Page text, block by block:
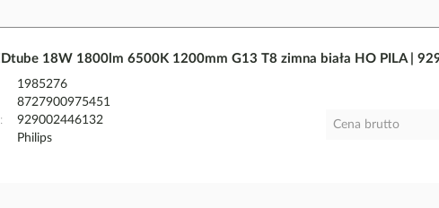
18W 1800lm 6500K 1200mm G13 T8 zimna biała HO PILA |
1985276
8727900975451
929002446132
Philips
Cena brutto